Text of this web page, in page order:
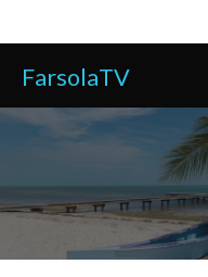
to
contentFarsolaTV